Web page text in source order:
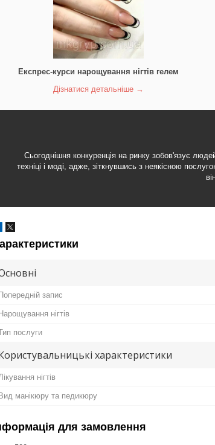
Експрес-курси нарощування нігтів гелем
Дізнатися детальніше →
Сьогоднішня конкуренція на ринку зобов'язує
техніці і моді, адже, зіткнувшись з неякісною
Попередній запис
Нарощування нігтів
послуги
характеристики
нігтів
Вид манікюру та педикюру
для замовлення